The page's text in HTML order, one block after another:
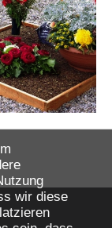
wir diese